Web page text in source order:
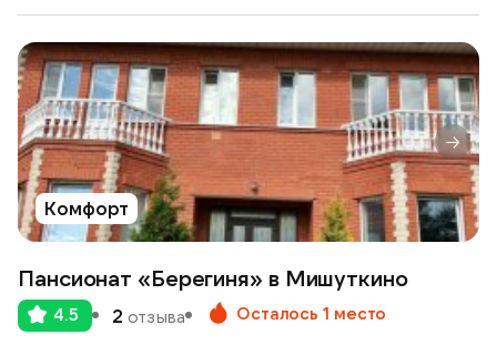
Комфорт
Пансионат «Берегиня» в Мишуткино
4.5 2 отзыва Осталось 1 место